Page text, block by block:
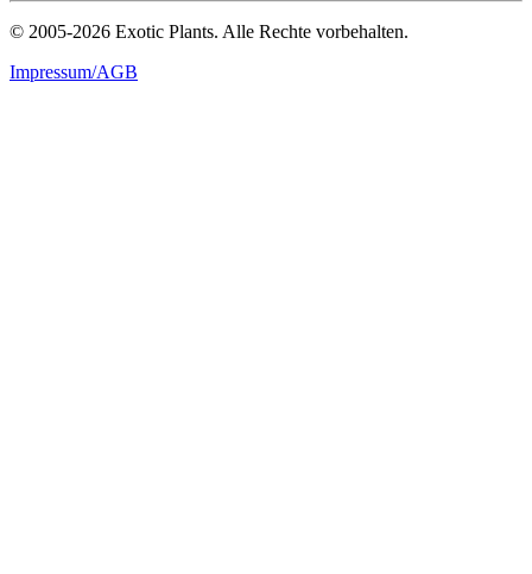
© 2005-2026 Exotic Plants. Alle Rechte vorbehalten.
Impressum/AGB